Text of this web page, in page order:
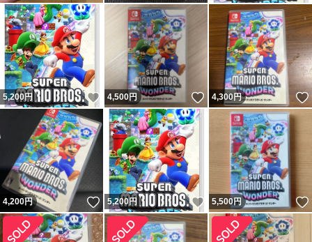
5,200 円 いいね！
4,500円 いいね！
4,300円
4,200円 いいね！
5,200 円 いいね！
5,500円